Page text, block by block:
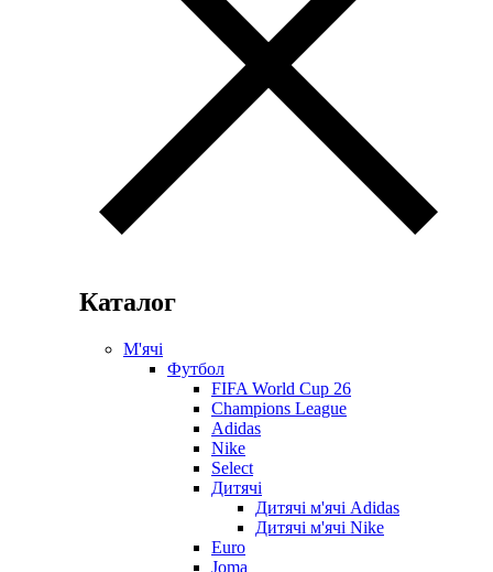
Каталог
М'ячі
Футбол
FIFA World Cup 26
Champions League
Adidas
Nike
Select
Дитячі
Дитячі м'ячі Adidas
Дитячі м'ячі Nike
Euro
Joma